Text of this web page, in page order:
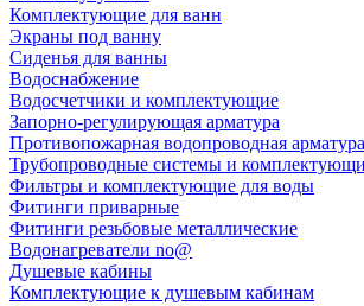
Комплектующие для ванн
Экраны под ванну
Сиденья для ванны
Водоснабжение
Водосчетчики и комплектующие
Запорно-регулирующая арматура
Противопожарная водопроводная арматура
Трубопроводные системы и
Фильтры и комплектующие для воды
Фитинги приварные
Фитинги резьбовые металлические
Водонагреватели no@
Душевые кабины
Комплектующие к душевым кабинам